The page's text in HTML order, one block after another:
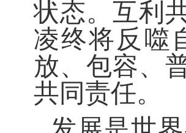
状态。互利
凌终将反噬
放、包容、
共同责任。